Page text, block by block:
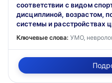
соответствии с видом
дисциплиной, возрастом,
системы и расстройствах
Ключевые слова: УМО,